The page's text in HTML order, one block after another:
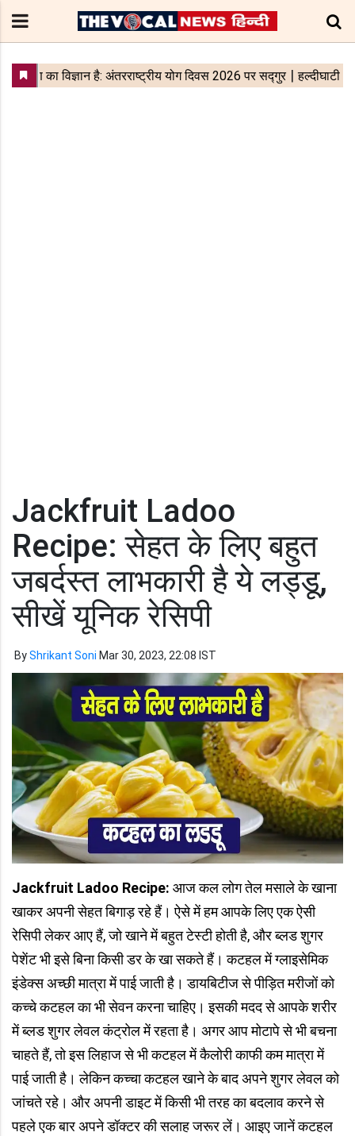
Jackfruit Ladoo
Recipe: सेहत के लिए बहुत
जबर्दस्त लाभकारी है ये लड्डू,
सीखें यूनिक रेसिपी
ByShrikant Soni Mar 30, 2023, 22:08 IST
Jackfruit Ladoo Recipe: आज कल लोग तेल मसाले के खाना
खाकर अपनी सेहत बिगाड़ रहे हैं। ऐसे में हम आपके लिए एक ऐसी
रेसिपी लेकर आए हैं, जो खाने में बहुत टेस्टी होती है, और ब्लड शुगर
पेशेंट भी इसे बिना किसी डर के खा सकते हैं। कटहल में ग्लाइसेमिक
इंडेक्स अच्छी मात्रा में पाई जाती है। डायबिटीज से पीड़ित मरीजों को
कच्चे कटहल का भी सेवन करना चाहिए। इसकी मदद से आपके शरीर
में ब्लड शुगर लेवल कंट्रोल में रहता है। अगर आप मोटापे से भी बचना
चाहते हैं, तो इस लिहाज से भी कटहल में कैलोरी काफी कम मात्रा में
पाई जाती है। लेकिन कच्चा कटहल खाने के बाद अपने शुगर लेवल को
जांचते रहे। और अपनी डाइट में किसी भी तरह का बदलाव करने से
पहले एक बार अपने डॉक्टर की सलाह जरूर लें। आइए जानें कटहल